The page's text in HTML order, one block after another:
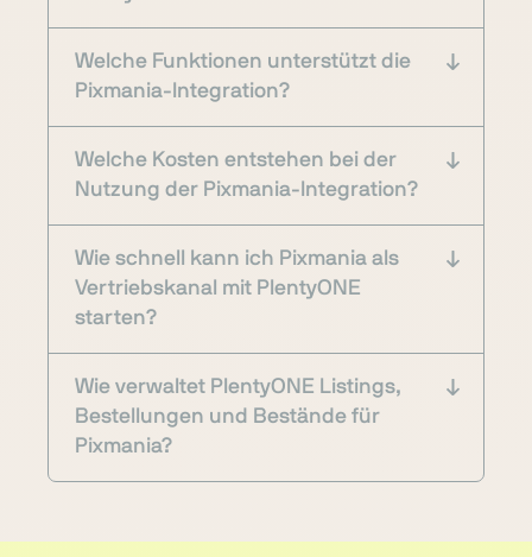
Welche Funktionen unterstützt die
Pixmania-Integration?
Welche Kosten entstehen bei der
Nutzung der Pixmania-Integration?
Wie schnell kann ich Pixmania als
Vertriebskanal mit PlentyONE
starten?
Wie verwaltet PlentyONE Listings,
Bestellungen und Bestände für
Pixmania?